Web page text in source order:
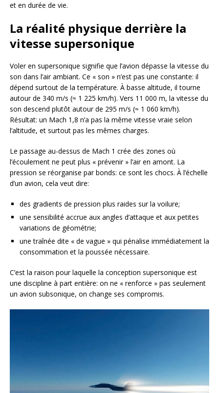
et en durée de vie.
La réalité physique derrière la
vitesse supersonique
Voler en supersonique signifie que l’avion dépasse la vitesse du
son dans l’air ambiant. Ce « son » n’est pas une constante: il
dépend surtout de la température. À basse altitude, il tourne
autour de 340 m/s (≈ 1 225 km/h). Vers 11 000 m, la vitesse du
son descend plutôt autour de 295 m/s (≈ 1 060 km/h).
Résultat: un Mach 1,8 n’a pas la même vitesse vraie selon
l’altitude, et surtout pas les mêmes charges.
Le passage au-dessus de Mach 1 crée des zones où
l’écoulement ne peut plus « prévenir » l’air en amont. La
pression se réorganise par bonds: ce sont les chocs. À l’échelle
d’un avion, cela veut dire:
des gradients de pression plus raides sur la voilure;
une sensibilité accrue aux angles d’attaque et aux petites
variations de géométrie;
une traînée dite « de vague » qui pénalise immédiatement la
consommation et la poussée nécessaire.
C’est la raison pour laquelle la conception supersonique est
une discipline à part entière: on ne « renforce » pas seulement
un avion subsonique, on change ses compromis.